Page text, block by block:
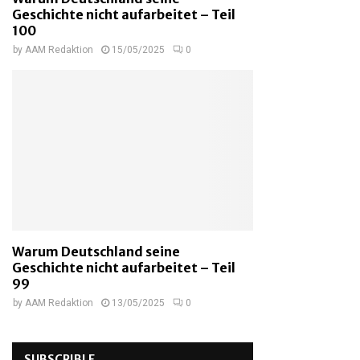
Geschichte nicht aufarbeitet – Teil
100
by AAM Redaktion 15/05/2025 0
Warum Deutschland seine
Geschichte nicht aufarbeitet – Teil
99
by AAM Redaktion 13/05/2025 0